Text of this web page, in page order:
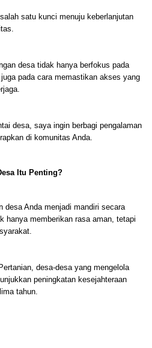
satu kunci menuju keberlanjutan
desa tidak hanya berfokus pada
pada cara memastikan akses yang
desa, saya ingin berbagi pengalaman
di komunitas Anda.
Itu Penting?
desa Anda menjadi mandiri secara
hanya memberikan rasa aman, tetapi
desa-desa yang mengelola
peningkatan kesejahteraan
tahun.